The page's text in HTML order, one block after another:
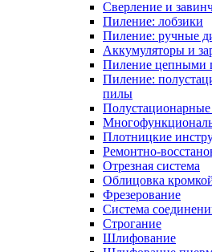
Сверление и
Пиление: лобзики
Пиление: ручные
Аккумуляторы и
Пиление цепными
Пиление:
пилы
Плотницкие
Ремонтно-
Отрезная система
Облицовка
Фрезерование
Система
Строгание
Шлифование